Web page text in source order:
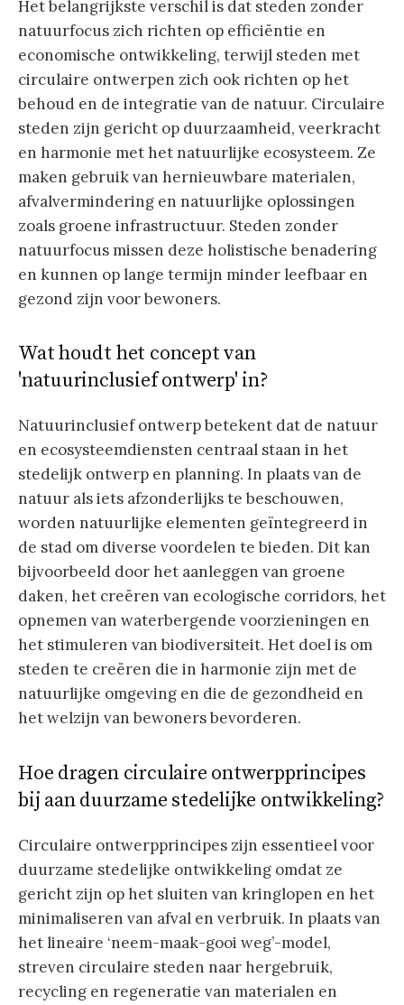
Het belangrijkste verschil is dat steden zonder
natuurfocus zich richten op efficiëntie en
economische ontwikkeling, terwijl steden met
circulaire ontwerpen zich ook richten op het
behoud en de integratie van de natuur. Circulaire
steden zijn gericht op duurzaamheid, veerkracht
en harmonie met het natuurlijke ecosysteem. Ze
maken gebruik van hernieuwbare materialen,
afvalvermindering en natuurlijke oplossingen
zoals groene infrastructuur. Steden zonder
natuurfocus missen deze holistische benadering
en kunnen op lange termijn minder leefbaar en
gezond zijn voor bewoners.
Wat houdt het concept van
'natuurinclusief ontwerp' in?
Natuurinclusief ontwerp betekent dat de natuur
en ecosysteemdiensten centraal staan in het
stedelijk ontwerp en planning. In plaats van de
natuur als iets afzonderlijks te beschouwen,
worden natuurlijke elementen geïntegreerd in
de stad om diverse voordelen te bieden. Dit kan
bijvoorbeeld door het aanleggen van groene
daken, het creëren van ecologische corridors, het
opnemen van waterbergende voorzieningen en
het stimuleren van biodiversiteit. Het doel is om
steden te creëren die in harmonie zijn met de
natuurlijke omgeving en die de gezondheid en
het welzijn van bewoners bevorderen.
Hoe dragen circulaire ontwerpprincipes
bij aan duurzame stedelijke ontwikkeling?
Circulaire ontwerpprincipes zijn essentieel voor
duurzame stedelijke ontwikkeling omdat ze
gericht zijn op het sluiten van kringlopen en het
minimaliseren van afval en verbruik. In plaats van
het lineaire ‘neem-maak-gooi weg’-model,
streven circulaire steden naar hergebruik,
recycling en regeneratie van materialen en